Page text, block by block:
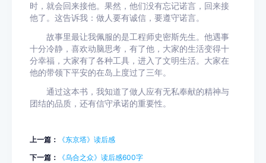
时，就会回来接他。果然，他们没有忘记诺言，回来接
他了。这告诉我：做人要有诚信，要遵守诺言。
故事里最让我佩服的是工程师史密斯先生。他遇事
十分冷静，喜欢动脑思考，有了他，大家的生活变得十
分幸福，大家有了各种工具，进入了文明生活。大家在
他的带领下平安的在岛上度过了三年。
通过这本书，我知道了做人应有无私奉献的精神与
团结的品质，还有信守承诺的重要性。
上一篇：
《东京塔》读后感
下一篇：
《乌合之众》读后感600字